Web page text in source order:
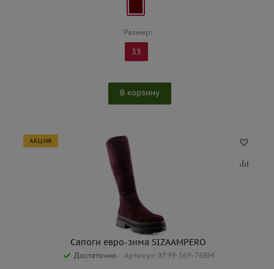
Размер:
33
В корзину
АКЦИЯ
Сапоги евро-зима SIZAAMPERO
Достаточно Артикул: XF99-169-76BM